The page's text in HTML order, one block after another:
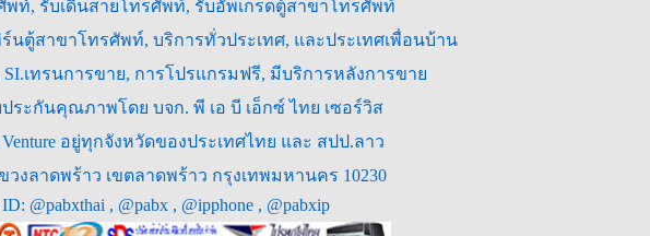
ท์, รับเดินสายโทรศัพท์, รับอัพเกรดตู้สาขาโทรศัพท์
ตู้สาขาโทรศัพท์, บริการทั่วประเทศ, และประเทศเพื่อนบ้าน
เทรนการขาย, การโปรแกรมฟรี, มีบริการหลังการขาย
ระกันคุณภาพโดย บจก. พี เอ บี เอ็กซ์ ไทย เซอร์วิส
อยู่ทุกจังหวัดของประเทศไทย และ สปป.ลาว
งลาดพร้าว เขตลาดพร้าว กรุงเทพมหานคร 10230
@pabxthai , @pabx , @ipphone , @pabxip